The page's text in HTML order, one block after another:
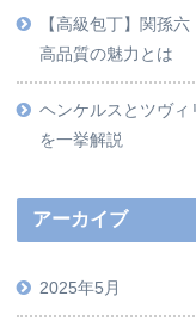
【高級包丁】関孫
高品質の魅力とは
ヘンケルスとツヴ
を一挙解説
アーカイブ
2025年5月